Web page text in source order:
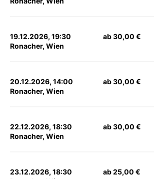
19.12.2026, 19:30
Ronacher, Wien
ab 30,00 €
20.12.2026, 14:00
Ronacher, Wien
ab 30,00 €
22.12.2026, 18:30
Ronacher, Wien
ab 30,00 €
23.12.2026, 18:30
ab 25,00 €